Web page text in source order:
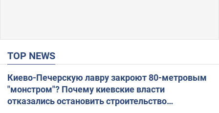
TOP NEWS
Киево-Печерскую лавру закроют 80-метровым
"монстром"? Почему киевские власти
отказались остановить строительство